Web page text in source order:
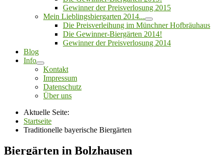
Gewinner der Preisverlosung 2015
Mein Lieblingsbiergarten 2014...
Die Preisverleihung im Münchner Hofbräuhaus
Die Gewinner-Biergärten 2014!
Gewinner der Preisverlosung 2014
Blog
Info
Kontakt
Impressum
Datenschutz
Über uns
Aktuelle Seite:
Startseite
Traditionelle bayerische Biergärten
Biergärten in Bolzhausen